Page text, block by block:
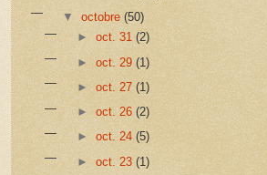
▼octobre(50)
► oct. 31 (2)
► oct. 29 (1)
► oct. 27 (1)
► oct. 26 (2)
► oct. 24 (5)
► oct. 23 (1)